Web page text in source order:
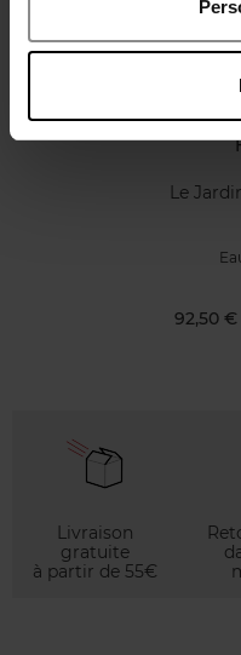
Le
92,50 €
Livraison
gratuite
à partir de 55€